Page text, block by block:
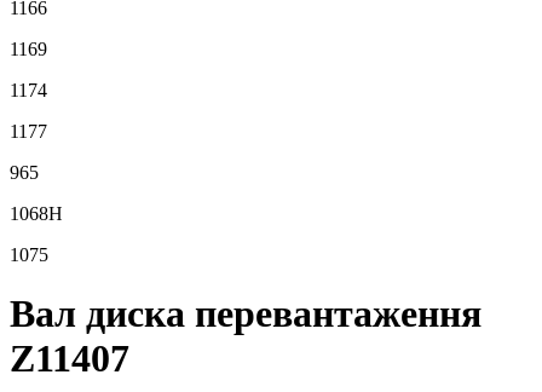
1166
1169
1174
1177
965
1068H
1075
Вал диска перевантаження
Z11407